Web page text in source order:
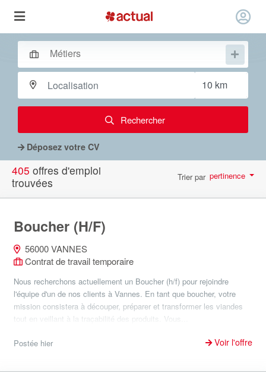
Rechercher
Déposez votre CV
405 offres d'emploi
trouvées
Trier par pertinence
Boucher (H/F)
56000 VANNES
Contrat de travail temporaire
Nous recherchons actuellement un Boucher (h/f) pour rejoindre
l'équipe d'un de nos clients à Vannes. En tant que boucher, votre
mission consistera à découper, préparer et transformer les viandes
tout en veillant à la traçabilité des produits. Vous...
Postée hier Voir l'offre